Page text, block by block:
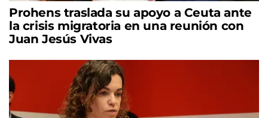
Prohens traslada su apoyo a Ceuta ante
la crisis migratoria en una reunión con
Juan Jesús Vivas